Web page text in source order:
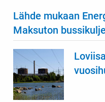
Lähde mukaan
Maksuton